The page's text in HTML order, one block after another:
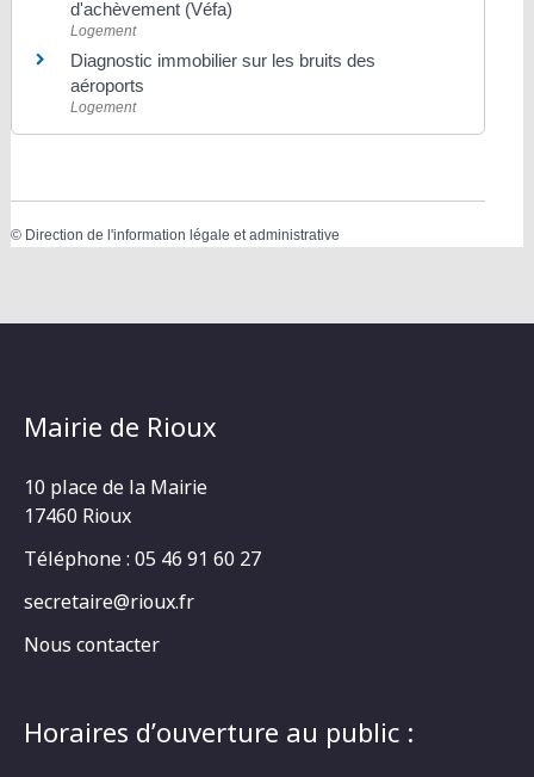
d'achèvement (Véfa)
Logement
Diagnostic immobilier sur les bruits des
aéroports
Logement
© Direction de l'information légale et administrative
Mairie de Rioux
10 place de la Mairie
17460 Rioux
Téléphone : 05 46 91 60 27
secretaire@rioux.fr
Nous contacter
Horaires d’ouverture au public :